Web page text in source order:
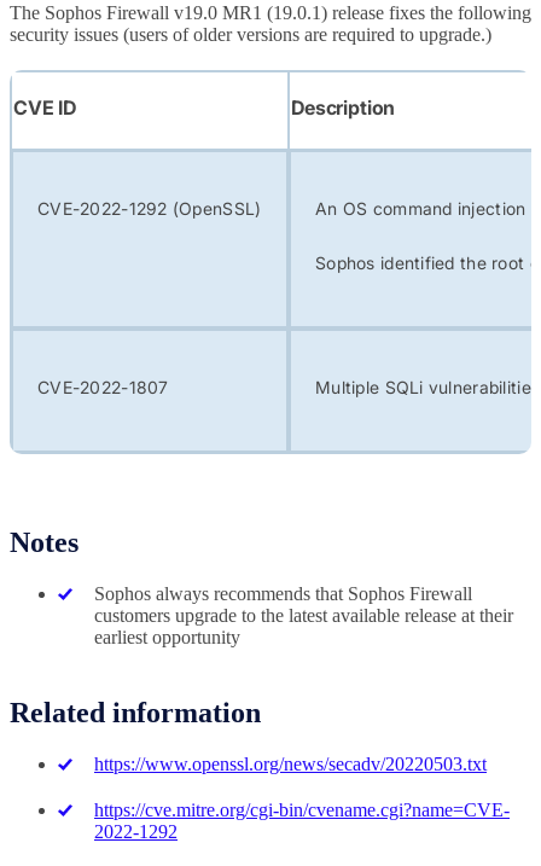
The Sophos Firewall v19.0 MR1 (19.0.1) release fixes the following
security issues (users of older versions are required to upgrade.)
CVE ID Description
CVE-2022-1292 (OpenSSL) An OS command injection
Sophos identified the root
CVE-2022-1807 Multiple SQLi
Notes
Sophos always recommends that Sophos Firewall
customers upgrade to the latest available release at their
earliest opportunity
Related information
https://www.openssl.org/news/secadv/20220503.txt
https://cve.mitre.org/cgi-bin/cvename.cgi?name=CVE-
2022-1292